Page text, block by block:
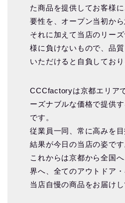
た商品を提供してお客様
要性を、オープン当初から
それに加えて当店のリー
様に負けないもので、品
いただけると自負しており
CCCfactoryは京都エリア
ーズナブルな価格で提供
です。
従業員一同、常に高みを
結果が今日の当店の姿です
これからは京都から全国
界へ、全てのアウトドア
当店自慢の商品をお届けし